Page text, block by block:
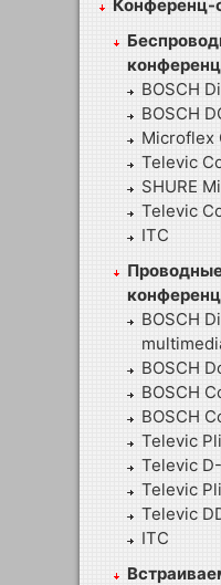
BOSCH
BOSCH
Microflex
Televic
SHURE
Televic
ITC
BOSCH
BOSCH
BOSCH
BOSCH
Televic
Televic
Televic
Televic
ITC